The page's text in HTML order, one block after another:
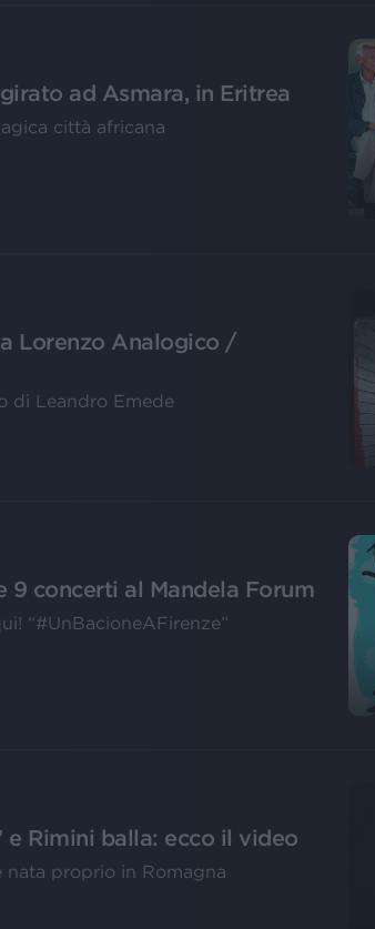
ad Asmara, in Eritrea
città africana
Lorenzo Analogico /
di Leandro Emede
9 concerti al Mandela Forum
“#UnBacioneAFirenze”
e Rimini balla: ecco il video
nata proprio in Romagna